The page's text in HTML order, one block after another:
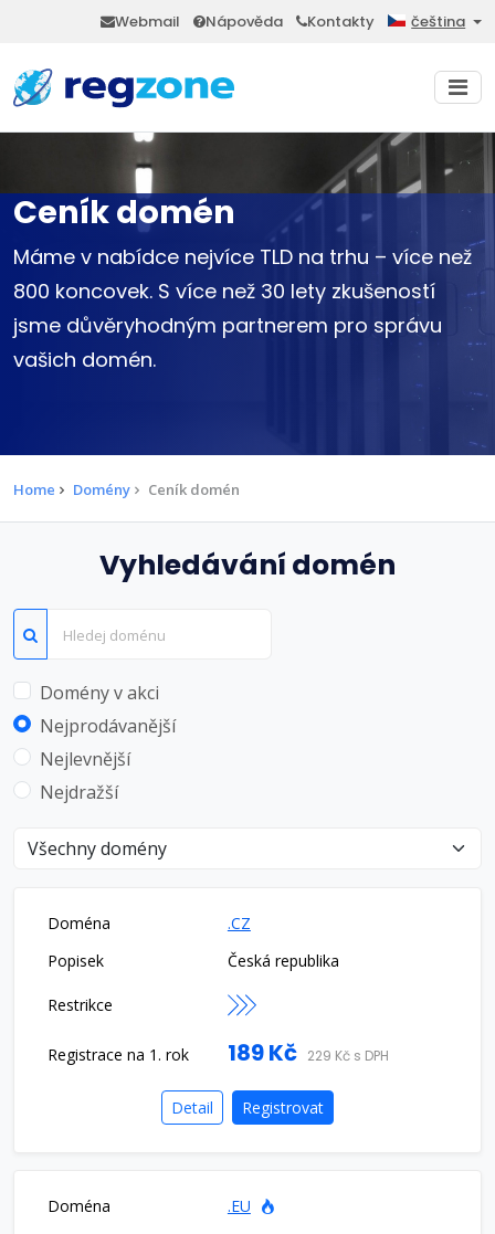
Webmail Nápověda Kontakty čeština
Ceník domén
Máme v nabídce nejvíce TLD na trhu – více než
800 koncovek. S více než 30 lety zkušeností
jsme důvěryhodným partnerem pro správu
vašich domén.
Home Domény Ceník domén
Vyhledávání domén
Domény v akci
Nejprodávanější
Nejlevnější
Nejdražší
Vyberte typ domény
.CZ
Česká republika
189 Kč 229 Kč s DPH
Detail Registrovat
.EU